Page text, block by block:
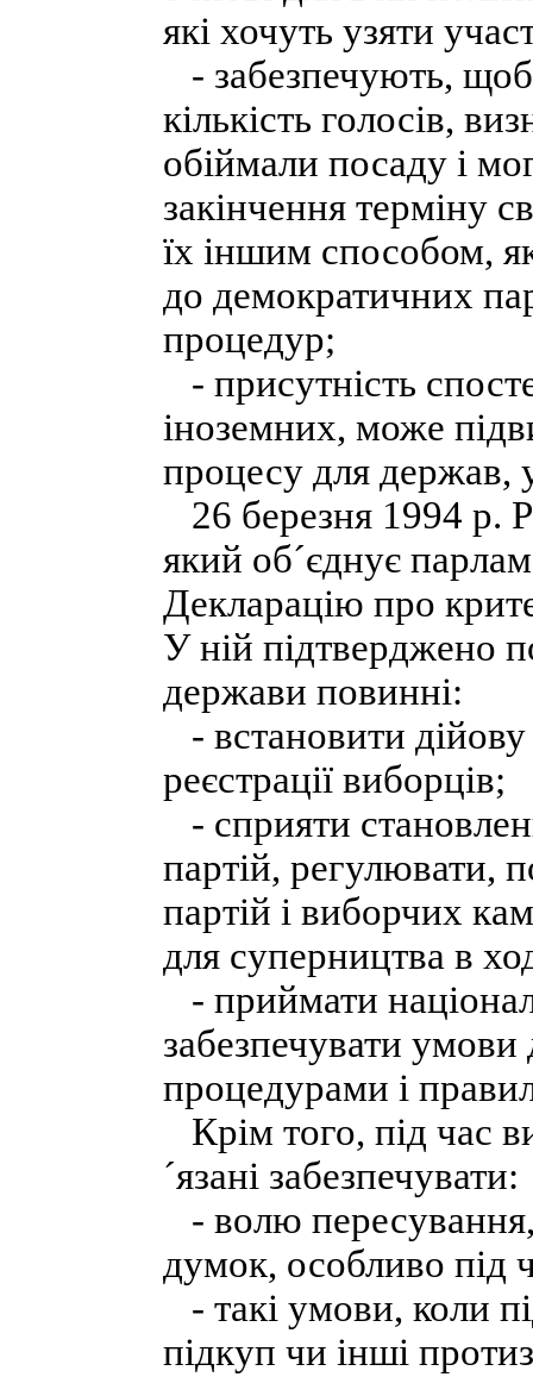
які хочуть узяти
- забезпечують,
кількість голосів,
обіймали посаду і
закінчення терміну
їх іншим способом,
до демократичних
процедур;
- присутність
іноземних, може
процесу для держав,
26 березня 1994 р.
який об´єднує
Декларацію про
У ній підтверджено
держави повинні:
- встановити
реєстрації виборців;
- сприяти
партій, регулювати,
партій і виборчих
для суперництва в
- приймати
забезпечувати
процедурами і
Крім того, під час
´язані забезпечувати:
- волю пересування,
думок, особливо під
- такі умови, коли
підкуп чи інші